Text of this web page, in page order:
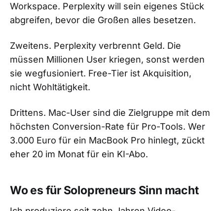
Workspace. Perplexity will sein eigenes Stück
abgreifen, bevor die Großen alles besetzen.
Zweitens. Perplexity verbrennt Geld. Die
müssen Millionen User kriegen, sonst werden
sie wegfusioniert. Free-Tier ist Akquisition,
nicht Wohltätigkeit.
Drittens. Mac-User sind die Zielgruppe mit dem
höchsten Conversion-Rate für Pro-Tools. Wer
3.000 Euro für ein MacBook Pro hinlegt, zückt
eher 20 im Monat für ein KI-Abo.
Wo es für Solopreneurs Sinn macht